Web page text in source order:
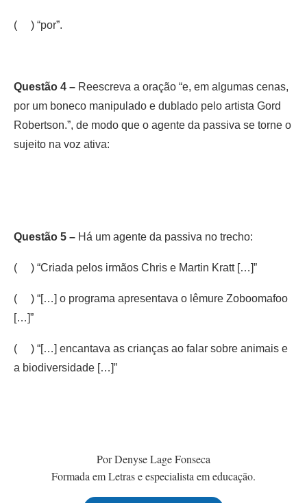
( ) “por”.
Questão 4 – Reescreva a oração “e, em algumas cenas,
por um boneco manipulado e dublado pelo artista Gord
Robertson.”, de modo que o agente da passiva se torne o
sujeito na voz ativa:
Questão 5 – Há um agente da passiva no trecho:
( ) “Criada pelos irmãos Chris e Martin Kratt […]”
( ) “[…] o programa apresentava o lêmure Zoboomafoo
[…]”
( ) “[…] encantava as crianças ao falar sobre animais e
a biodiversidade […]”
Por Denyse Lage Fonseca
Formada em Letras e especialista em educação.